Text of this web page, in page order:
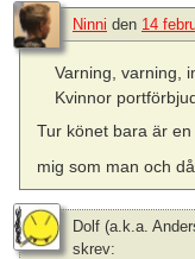
Ninni den 14
Varning, varning,
Kvinnor
Tur könet bara är
mig som man och
Dolf (a.k.a.
skrev: